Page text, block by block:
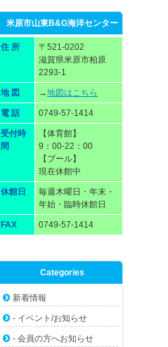
米原市山東B&G海洋センター
住 所
〒521-0202
滋賀県米原市柏原
2293-1
地 図 →地図はこちら
電 話 0749-57-1414
受付時
間
【体育館】
9：00-22：00
【プール】
現在休館中
休館日
毎週木曜日・年末・
年始・臨時休館日
FAX 0749-57-1414
Categories
新着情報
- イベント/お知らせ
- 会員の方へお知らせ